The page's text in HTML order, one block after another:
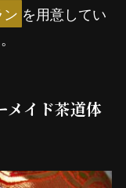
を用意してい
メイド茶道体